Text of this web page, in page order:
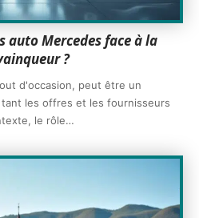
auto Mercedes face à la
?
d'occasion, peut être un
les offres et les fournisseurs
le rôle…